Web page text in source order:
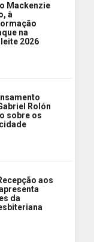
Mackenzie
à
na
2026
Rolón
sobre os
aos
da